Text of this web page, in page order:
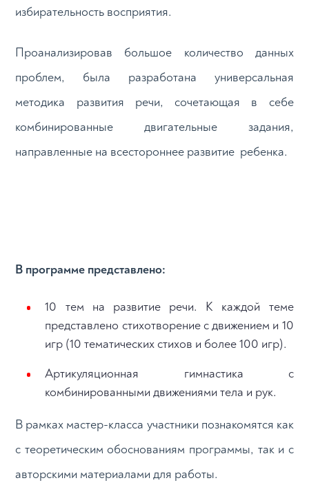
избирательность восприятия.
Проанализировав большое количество данных
проблем, была разработана универсальная
методика развития речи, сочетающая в себе
комбинированные двигательные задания,
направленные на всестороннее развитие ребенка.
В программе представлено:
10 тем на развитие речи. К каждой теме
представлено стихотворение с движением и 10
игр (10 тематических стихов и более 100 игр).
Артикуляционная гимнастика с
комбинированными движениями тела и рук.
В рамках мастер-класса участники познакомятся как
с теоретическим обоснованиям программы, так и с
авторскими материалами для работы.